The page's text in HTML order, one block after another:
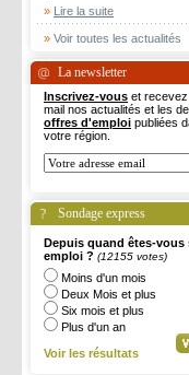
» Lire la suite
» Voir toutes les actualités
La newsletter
Inscrivez-vous et
mail nos actualités et les
offres d'emploi publiées
votre région.
Sondage express
Depuis quand êtes-vous
emploi ? (12155 votes)
Moins d'un mois
Deux Mois et plus
Six mois et plus
Plus d'un an
Voir les résultats